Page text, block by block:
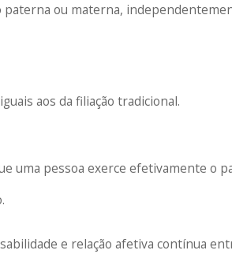
paterna ou materna,
aos da filiação tradicional.
uma pessoa exerce efetivamente o
e relação afetiva contínua